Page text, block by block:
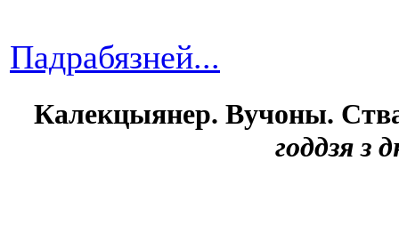
Падрабязней...
Калекцыянер. Вучоны.
годдзя з